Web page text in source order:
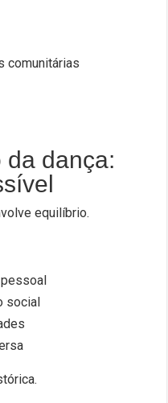
comunitárias
da dança:
equilíbrio.
social